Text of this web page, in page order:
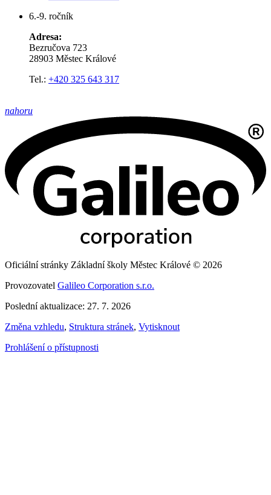
6.-9. ročník
Adresa:
Bezručova 723
28903 Městec Králové
Tel.: +420 325 643 317
nahoru
Oficiální stránky Základní školy Městec Králové © 2026
Provozovatel Galileo Corporation s.r.o.
Poslední aktualizace: 27. 7. 2026
Změna vzhledu, Struktura stránek, Vytisknout
Prohlášení o přístupnosti